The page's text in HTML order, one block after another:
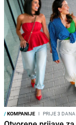
/KOMPANIJE I PRIJE 3 DANA